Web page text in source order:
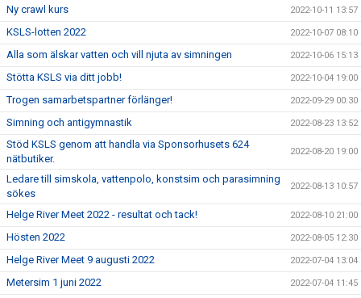
Ny crawl kurs 2022-10-11 13:57
KSLS-lotten 2022 2022-10-07 08:10
Alla som älskar vatten och vill njuta av simningen 2022-10-06 15:13
Stötta KSLS via ditt jobb! 2022-10-04 19:00
Trogen samarbetspartner förlänger! 2022-09-29 00:30
Simning och antigymnastik 2022-08-23 13:52
Stöd KSLS genom att handla via Sponsorhusets 624
nätbutiker.
2022-08-20 19:00
Ledare till simskola, vattenpolo, konstsim och parasimning
sökes
2022-08-13 10:57
Helge River Meet 2022 - resultat och tack! 2022-08-10 21:00
Hösten 2022 2022-08-05 12:30
Helge River Meet 9 augusti 2022 2022-07-04 13:04
Metersim 1 juni 2022 2022-07-04 11:45